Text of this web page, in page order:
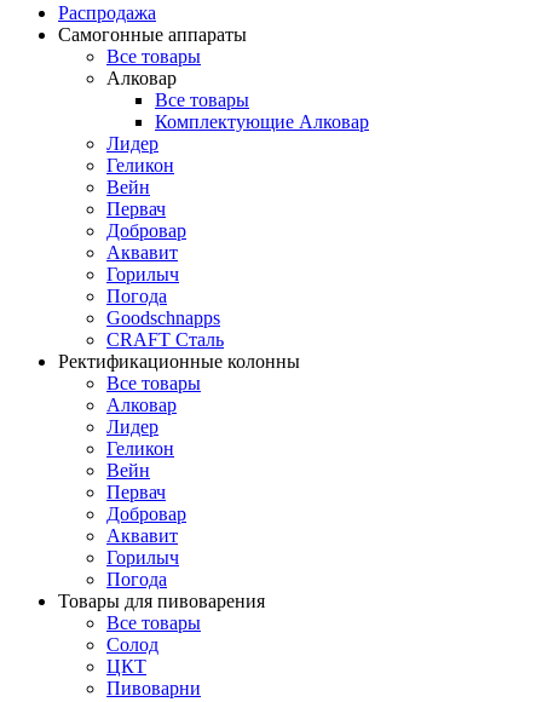
Распродажа
Самогонные аппараты
Все товары
Алковар
Все товары
Комплектующие Алковар
Лидер
Геликон
Вейн
Первач
Добровар
Аквавит
Горилыч
Погода
Goodschnapps
CRAFT Сталь
Ректификационные колонны
Все товары
Алковар
Лидер
Геликон
Вейн
Первач
Добровар
Аквавит
Горилыч
Погода
Товары для пивоварения
Все товары
Солод
ЦКТ
Пивоварни